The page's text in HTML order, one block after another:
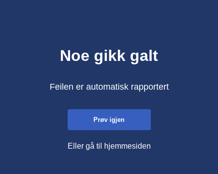
Noe gikk galt
Feilen er automatisk rapportert
Prøv igjen
Eller gå til hjemmesiden